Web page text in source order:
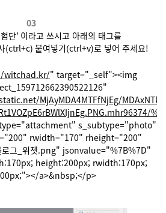
03
단’ 이라고 쓰시고 아래의 태그를
(ctrl+c) 붙여넣기(ctrl+v)로 넣어 주세요!
witchad.kr/" target="_self"><img
MjAyMDA4MTFfNjEg/
s_subtype="photo"
rwidth="170" rheight="200"
그_위젯.png" jsonvalue="%7B%7D"
height:200px; rwidth:170px;
a>&nbsp;</p>